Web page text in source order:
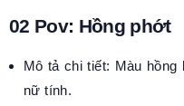
02 Pov: Hồng phớt
Mô tả chi tiết: Màu hồng
nữ tính.